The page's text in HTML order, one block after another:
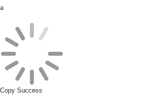
a
Copy Success